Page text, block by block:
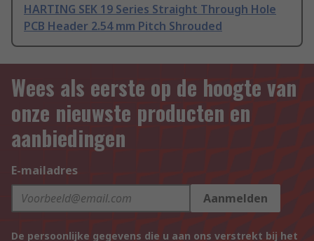
HARTING SEK 19 Series Straight Through Hole
PCB Header 2.54 mm Pitch Shrouded
Wees als eerste op de hoogte van
onze nieuwste producten en
aanbiedingen
E-mailadres
Aanmelden
De persoonlijke gegevens die u aan ons verstrekt bij het